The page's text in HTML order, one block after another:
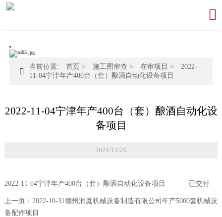


当前位置: 首页 > 施工图审查 > 在审项目 >
2022-
11-04宁津年产400台（套）酿酒自动化设备项目
2022-11-04宁津年产400台（套）酿酒自动化设
备项目
2024/12/20
2022-11-04宁津年产400台（套）酿酒自动化设备项目 已交付
上一页： 2022-10-31德州润庭机械设备制造有限公司年产5000套机械设
备配件项目